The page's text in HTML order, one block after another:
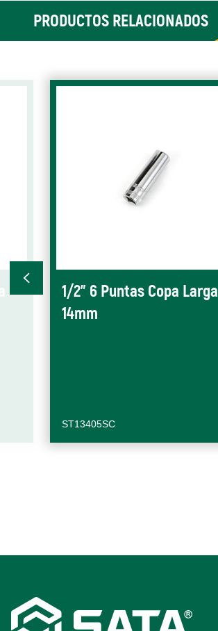
PRODUCTOS RELACIONADOS
1/2" 6 Puntas Copa Larga
14mm
ST13405SC
Footer